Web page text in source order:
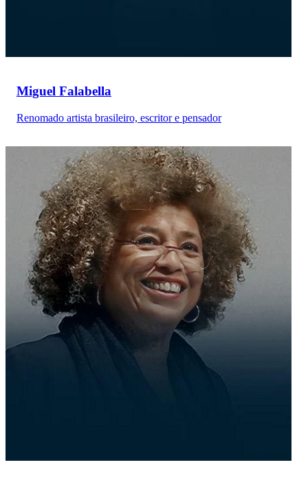
Miguel Falabella
Renomado artista brasileiro, escritor e pensador